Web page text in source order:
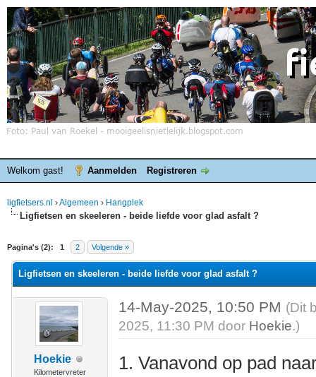
Welkom gast! Aanmelden Registreren
ligfietsers.nl ›Algemeen › Hangplek
Ligfietsen en skeeleren - beide liefde voor glad asfalt ?
Pagina's (2): 1 2 Volgende »
waardering is 0
Ligfietsen en skeeleren - beide liefde voor glad asfalt ?
Hoekie
Kilometervreter
14-May-2025, 10:50 PM (Dit
2025, 11:30 PM door Hoekie.)
1. Vanavond op pad